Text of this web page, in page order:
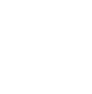
・ストレスフ
・チームの燃
・科学的根拠